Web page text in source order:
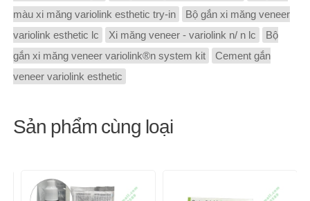
màu xi măng variolink esthetic try-in
Bộ gắn xi măng veneer
variolink esthetic lc
Xi măng veneer - variolink n/ n lc
Bộ
gắn xi măng veneer variolink®n system kit
Cement gắn
veneer variolink esthetic
Sản phẩm cùng loại